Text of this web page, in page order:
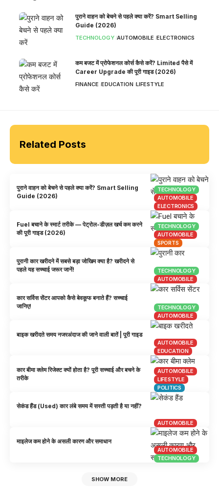
पुराने वाहन को बेचने से पहले क्या करें? Smart Selling
Guide (2026)
TECHNOLOGY AUTOMOBILE ELECTRONICS
कम बजट में प्रोफेशनल कोर्स कैसे करें? Limited पैसे में
Career Upgrade की पूरी गाइड (2026)
FINANCE EDUCATION LIFESTYLE
Related Posts
TECHNOLOGY
AUTOMOBILE
ELECTRONICS
पुराने वाहन को बेचने से पहले क्या करें? Smart Selling
Guide (2026)
TECHNOLOGY
AUTOMOBILE
SPORTS
Fuel बचाने के स्मार्ट तरीके — पेट्रोल-डीज़ल खर्च कम करने
की पूरी गाइड (2026)
TECHNOLOGY
AUTOMOBILE
पुरानी कार खरीदने में सबसे बड़ा जोखिम क्या है? खरीदने से
पहले यह सच्चाई जरूर जानें!
TECHNOLOGY
AUTOMOBILE
कार सर्विस सेंटर आपको कैसे बेवकूफ बनाते हैं? सच्चाई
जानिए!
AUTOMOBILE
EDUCATION
बाइक खरीदते समय नजरअंदाज की जाने वाली बातें | पूरी गाइड
AUTOMOBILE
LIFESTYLE
POLITICS
कार बीमा क्लेम रिजेक्ट क्यों होता है? पूरी सच्चाई और बचने के
तरीके
AUTOMOBILE
सेकंड हैंड (Used) कार लंबे समय में सस्ती पड़ती है या नहीं?
AUTOMOBILE
TECHNOLOGY
माइलेज कम होने के असली कारण और समाधान
SHOW MORE